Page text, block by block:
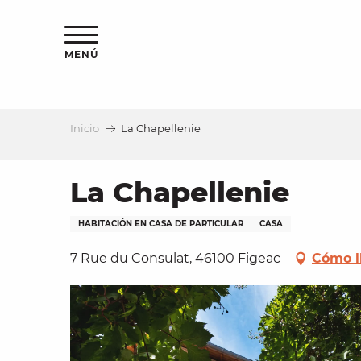
MENÚ
Inicio La Chapellenie
La Chapellenie
HABITACIÓN EN CASA DE PARTICULAR CASA
7 Rue du Consulat, 46100 Figeac Cómo